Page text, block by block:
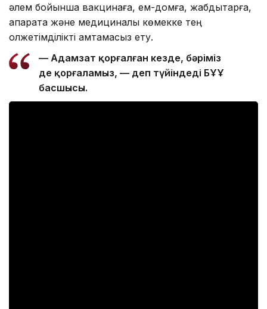
әлем бойынша вакцинаға, ем-домға, жабдықтарға,
ақпаратқа және медициналық көмекке тең
қолжетімділікті қамтамасыз ету.
— Адамзат қорғалған кезде, бәріміз
де қорғаламыз, — деп түйіндеді БҰҰ
басшысы.